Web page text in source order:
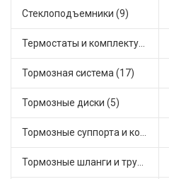
Стеклоподъемники (9)
Термостаты и комплектующие системы охлаждения (50)
Тормозная система (17)
Тормозные диски (5)
Тормозные суппорта и комплектующие (3)
Тормозные шланги и трубки (7)